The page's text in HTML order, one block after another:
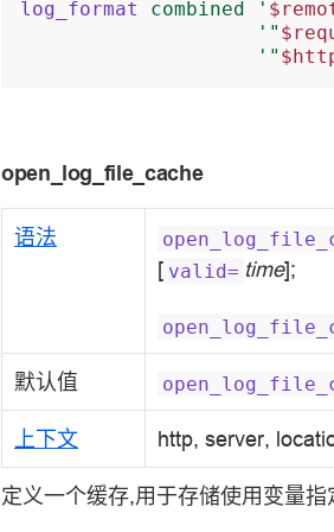
log_format combined '
'"
'"
open_log_file_cache
语法
[ valid= time];
默认值
上下文 http, server,
定义一个缓存,用于存储使用变量